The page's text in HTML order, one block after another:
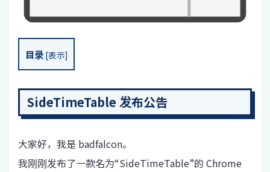
目录 [表示]
SideTimeTable 发布公告
大家好，我是 badfalcon。
我刚刚发布了一款名为“SideTimeTable”的 Chrome